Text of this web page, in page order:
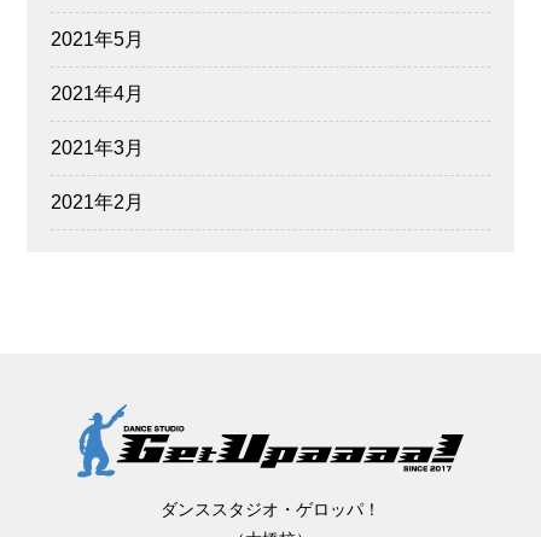
2021年5月
2021年4月
2021年3月
2021年2月
ダンススタジオ・ゲロッパ！